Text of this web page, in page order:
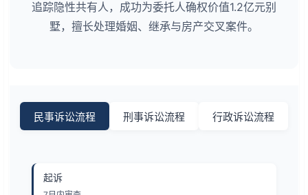
追踪隐性共有人，成功为委托人确权价值1.2亿元别
墅，擅长处理婚姻、继承与房产交叉案件。
民事诉讼流程 刑事诉讼流程 行政诉讼流程
起诉